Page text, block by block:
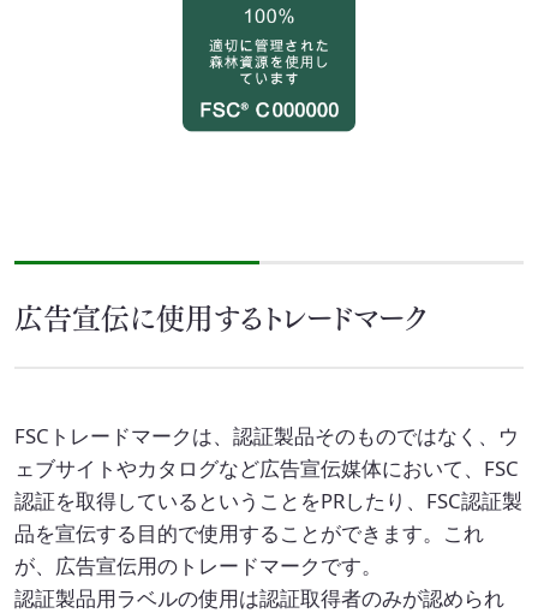
広告宣伝に使用するトレードマーク
FSCトレードマークは、認証製品そのものではなく、ウ
ェブサイトやカタログなど広告宣伝媒体において、FSC
認証を取得しているということをPRしたり、FSC認証製
品を宣伝する目的で使用することができます。これ
が、広告宣伝用のトレードマークです。
認証製品用ラベルの使用は認証取得者のみが認められ